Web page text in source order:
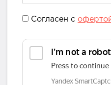
Согласен с